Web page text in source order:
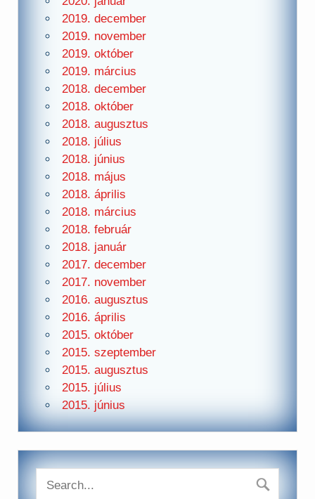
2019. december
2019. november
2019. október
2019. március
2018. december
2018. október
2018. augusztus
2018. július
2018. június
2018. május
2018. április
2018. március
2018. február
2018. január
2017. december
2017. november
2016. augusztus
2016. április
2015. október
2015. szeptember
2015. augusztus
2015. július
2015. június